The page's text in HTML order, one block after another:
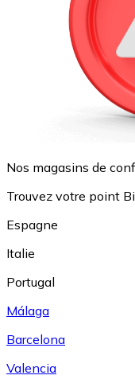
Nos magasins de
Trouvez votre point
Espagne
Italie
Portugal
Málaga
Barcelona
Valencia